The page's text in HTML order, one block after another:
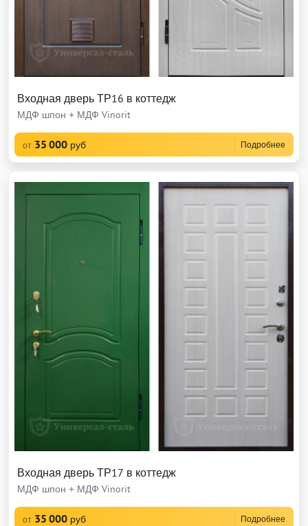
Входная дверь ТР16 в коттедж
МДФ шпон + МДФ Vinorit
от 35 000 руб Подробнее
Входная дверь ТР17 в коттедж
МДФ шпон + МДФ Vinorit
от 35 000 руб Подробнее